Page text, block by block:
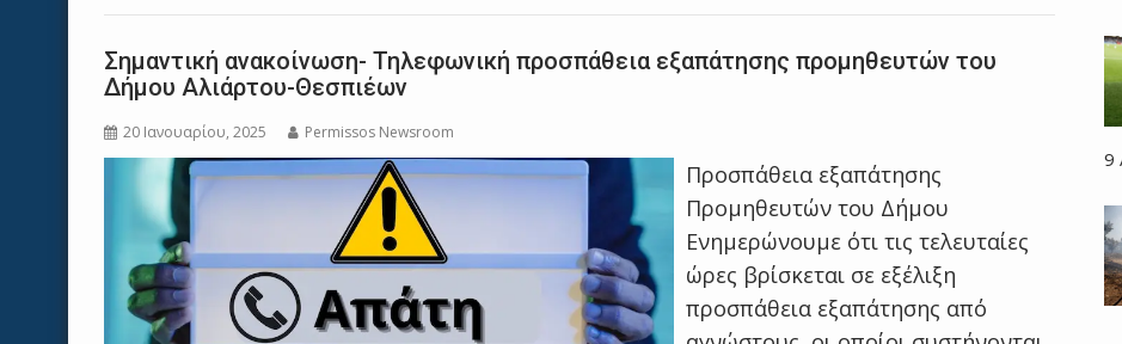
Σημαντική ανακοίνωση- Τηλεφωνική προσπάθεια εξαπάτησης προμηθευτών του
Δήμου Αλιάρτου-Θεσπιέων
20 Ιανουαρίου, 2025 Permissos Newsroom
Προσπάθεια εξαπάτησης
Προμηθευτών του Δήμου
Ενημερώνουμε ότι τις τελευταίες
ώρες βρίσκεται σε εξέλιξη
προσπάθεια εξαπάτησης από
9